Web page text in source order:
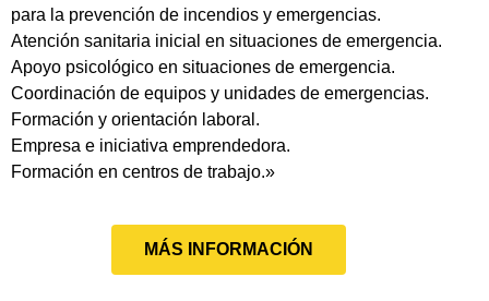
para la prevención de incendios y emergencias.
Atención sanitaria inicial en situaciones de emergencia.
Apoyo psicológico en situaciones de emergencia.
Coordinación de equipos y unidades de emergencias.
Formación y orientación laboral.
Empresa e iniciativa emprendedora.
Formación en centros de trabajo.»
MÁS INFORMACIÓN